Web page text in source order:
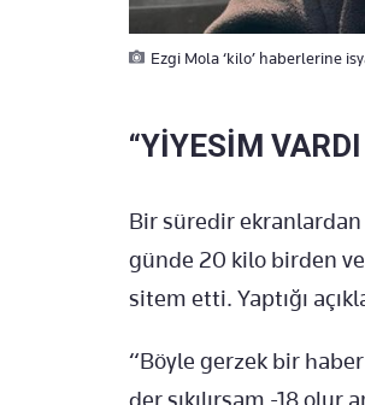
Ezgi Mola ‘kilo’ haberlerine
“YİYESİM
Bir süredir ekranlardan
günde 20 kilo birden
sitem etti. Yaptığı
“Böyle gerzek bir